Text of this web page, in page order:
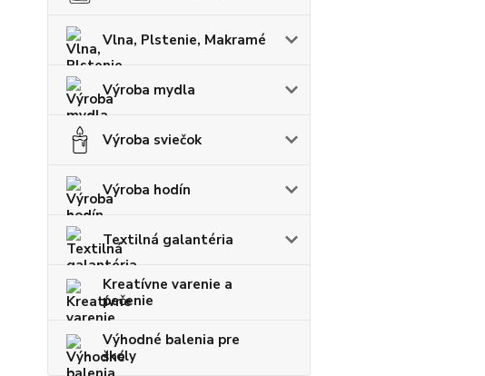
Vlna, Plstenie, Makramé
Výroba mydla
Výroba sviečok
Výroba hodín
Textilná galantéria
Kreatívne varenie a
pečenie
Výhodné balenia pre
školy